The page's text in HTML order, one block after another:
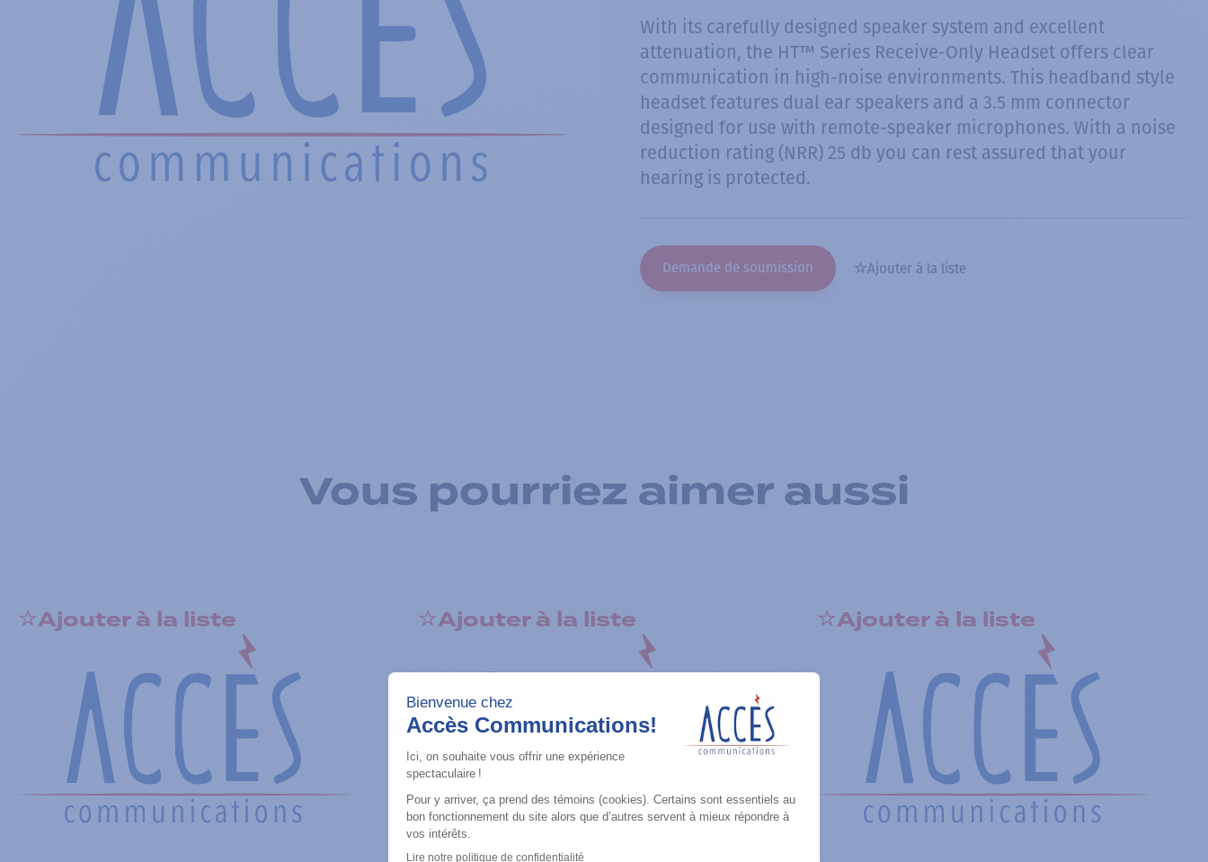
With its carefully designed speaker system and excellent
attenuation, the HT™ Series Receive-Only Headset offers clear
communication in high-noise environments. This headband style
headset features dual ear speakers and a 3.5 mm connector
designed for use with remote-speaker microphones. With a noise
reduction rating (NRR) 25 db you can rest assured that your
hearing is protected.
Demande de soumission Ajouter à la liste
Vous pourriez aimer aussi
Ajouter à la liste Ajouter à la liste Ajouter à la liste